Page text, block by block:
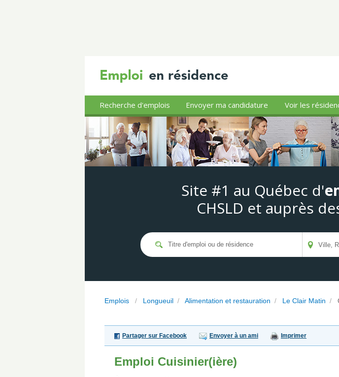
Recherche d'emplois Envoyer ma candidature Voir les
Site #1 au Québec d'
CHSLD et auprès
Emplois / Longueuil / Alimentation et restauration / Le Clair Matin /
Partager sur Facebook Envoyer à un ami Imprimer
Emploi Cuisinier(ière)